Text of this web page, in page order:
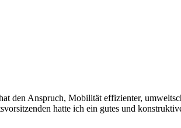
den Anspruch, Mobilität effizienter,
hatte ich ein gutes und